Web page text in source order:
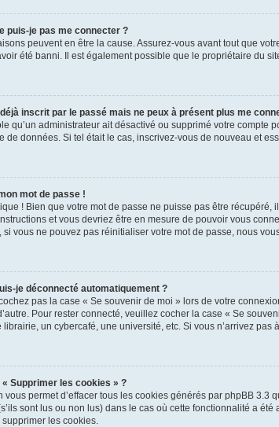
puis-je pas me connecter ?
peuvent en être la cause. Assurez-vous avant tout que
été banni. Il est également possible que le propriétaire du
inscrit par le passé mais ne peux à présent plus me
qu’un administrateur ait désactivé ou supprimé votre
de données. Si tel était le cas, inscrivez-vous de nouveau et
mot de passe !
! Bien que votre mot de passe ne puisse pas être
et vous devriez être en mesure de pouvoir vous
si vous ne pouvez pas réinitialiser votre mot de passe, nous
je déconnecté automatiquement ?
pas la case « Se souvenir de moi » lors de votre
Pour rester connecté, veuillez cocher la case « Se
librairie, un cybercafé, une université, etc. Si vous n’arrivez
Supprimer les cookies » ?
vous permet d’effacer tous les cookies générés par phpBB
sont lus ou non lus) dans le cas où cette fonctionnalité a
les cookies.